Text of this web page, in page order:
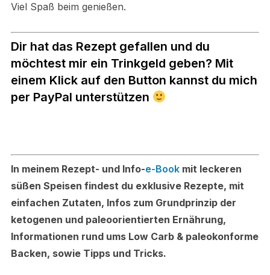
Viel Spaß beim genießen.
Dir hat das Rezept gefallen und du
möchtest mir ein Trinkgeld geben? Mit
einem Klick auf den Button kannst du mich
per PayPal unterstützen
In meinem Rezept- und Info-e-Bookmit leckeren
süßen Speisen findest du exklusive Rezepte, mit
einfachen Zutaten, Infos zum Grundprinzip der
ketogenen und paleoorientierten Ernährung,
Informationen rund ums Low Carb & paleokonforme
Backen, sowie Tipps und Tricks.